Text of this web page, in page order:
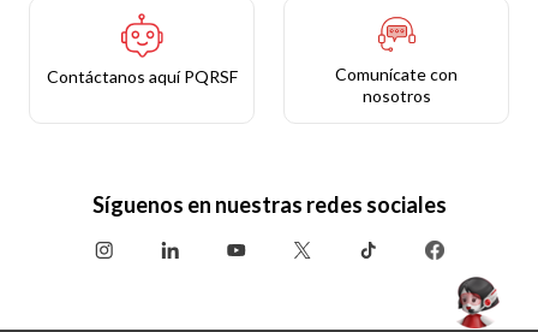
Contáctanos aquí PQRSF
Comunícate con
nosotros
Síguenos en nuestras redes sociales